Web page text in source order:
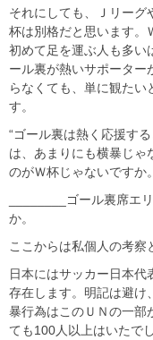
それにしても、Ｊリーグ
杯は別格だと思います。
初めて足を運ぶ人も多い
ール裏が熱いサポーター
らなくても、単に観た
す。
“ゴール裏は熱く応援す
は、あまりにも横暴じ
のがＷ杯じゃないですか。
________ゴール裏席エ
か。
ここからは私個人の考察
日本にはサッカー日本
存在します。明記は避け
暴行為はこのＵＮの一部
ても100人以上はいたで